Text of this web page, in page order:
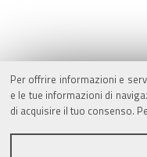
Per offrire informazioni e
e le tue informazioni di
di acquisire il tuo consenso.